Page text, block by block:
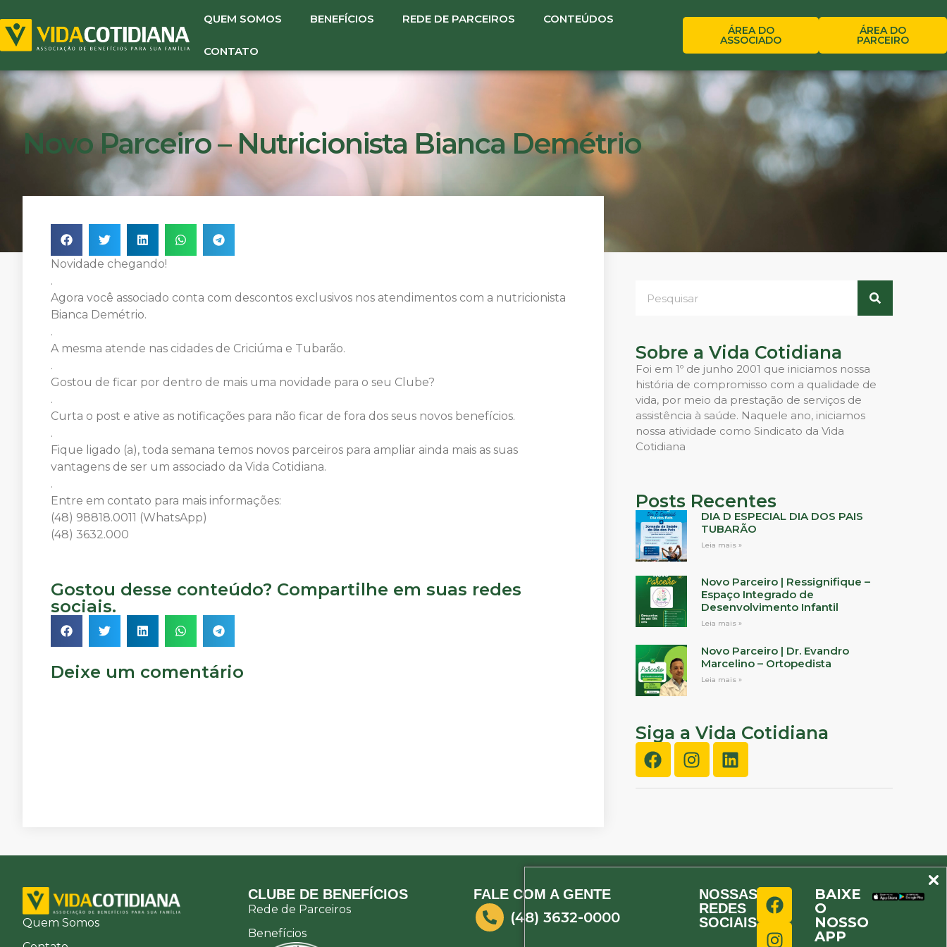
QUEM SOMOS BENEFÍCIOS REDE DE PARCEIROS CONTEÚDOS
CONTATO
ÁREA DO
ASSOCIADO
ÁREA DO
PARCEIRO
Novo Parceiro – Nutricionista Bianca Demétrio
Novidade chegando!
.
Agora você associado conta com descontos exclusivos nos atendimentos com a nutricionista
Bianca Demétrio.
.
A mesma atende nas cidades de Criciúma e Tubarão.
.
Gostou de ficar por dentro de mais uma novidade para o seu Clube?
.
Curta o post e ative as notificações para não ficar de fora dos seus novos benefícios.
.
Fique ligado (a), toda semana temos novos parceiros para ampliar ainda mais as suas
vantagens de ser um associado da Vida Cotidiana.
.
Entre em contato para mais informações:
(48) 98818.0011 (WhatsApp)
(48) 3632.000
Gostou desse conteúdo? Compartilhe em suas redes
sociais.
Deixe um comentário
Sobre a Vida Cotidiana
Foi em 1º de junho 2001 que iniciamos nossa
história de compromisso com a qualidade de
vida, por meio da prestação de serviços de
assistência à saúde. Naquele ano, iniciamos
nossa atividade como Sindicato da Vida
Cotidiana
Posts Recentes
DIA D ESPECIAL DIA DOS PAIS
TUBARÃO
Leia mais »
Novo Parceiro | Ressignifique –
Espaço Integrado de
Desenvolvimento Infantil
Leia mais »
Novo Parceiro | Dr. Evandro
Marcelino – Ortopedista
Leia mais »
Siga a Vida Cotidiana
Quem Somos
CLUBE DE BENEFÍCIOS
Rede de Parceiros
Benefícios
FALE COM A GENTE
(48) 3632-0000
NOSSAS
REDES
SOCIAIS
BAIXE
O
NOSSO
APP